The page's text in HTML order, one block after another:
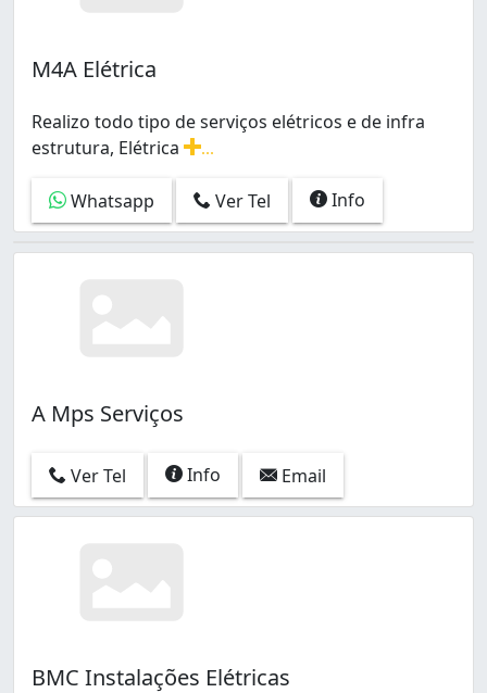
M4A Elétrica
Realizo todo tipo de serviços elétricos e de infra
estrutura, Elétrica
Whatsapp
Ver Tel Info
A Mps Serviços
Ver Tel Info Email
BMC Instalações Elétricas